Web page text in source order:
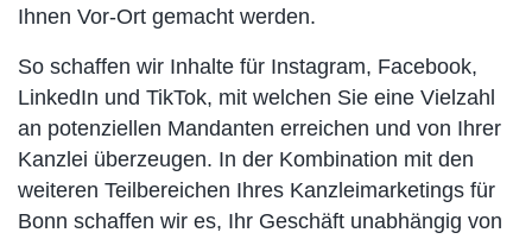
Ihnen Vor-Ort gemacht werden.
So schaffen wir Inhalte für Instagram, Facebook,
LinkedIn und TikTok, mit welchen Sie eine Vielzahl
an potenziellen Mandanten erreichen und von Ihrer
Kanzlei überzeugen. In der Kombination mit den
weiteren Teilbereichen Ihres Kanzleimarketings für
Bonn schaffen wir es, Ihr Geschäft unabhängig von